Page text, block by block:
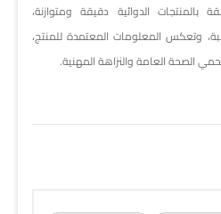
الدوائية دقيقة ومتوازنة،
وتعكس المعلومات المعتمدة للمنتج،
الصحة العامة والنزاهة المهنية.